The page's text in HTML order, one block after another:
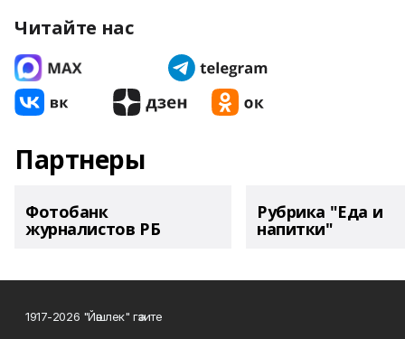
Читайте нас
Партнеры
Фотобанк
журналистов РБ
Рубрика "Еда и
напитки"
1917-2026 "Йәшлек" гәзите